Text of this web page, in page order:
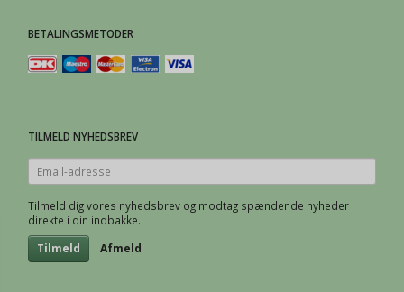
BETALINGSMETODER
TILMELD NYHEDSBREV
Email-
adresse
Tilmeld dig vores nyhedsbrev og modtag spændende nyheder
direkte i din indbakke.
Tilmeld Afmeld